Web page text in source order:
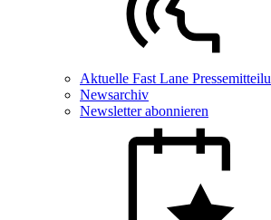
Aktuelle Fast Lane
Newsarchiv
Newsletter abonnieren